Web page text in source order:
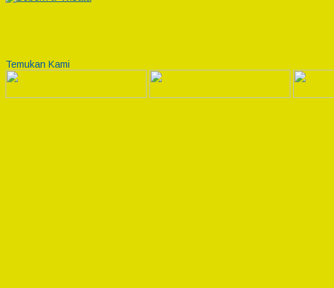
Temukan Kami